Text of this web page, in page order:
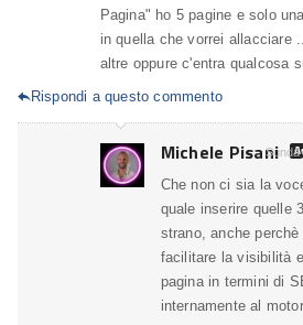
Pagina" ho 5 pagine e solo
in quella che vorrei allacciare
altre oppure c'entra qualcosa
Rispondi a questo commento
Michele Pisani
Che non ci sia la
quale inserire quelle
strano, anche
facilitare la visibilità
pagina in termini di
internamente al